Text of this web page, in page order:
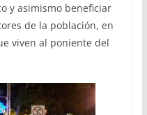
y asimismo beneficiar
de la población, en
viven al poniente del